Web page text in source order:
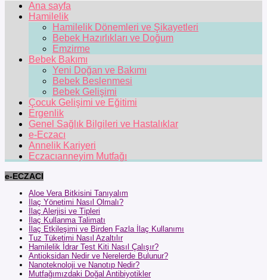
Ana sayfa
Hamilelik
Hamilelik Dönemleri ve Şikayetleri
Bebek Hazırlıkları ve Doğum
Emzirme
Bebek Bakımı
Yeni Doğan ve Bakımı
Bebek Beslenmesi
Bebek Gelişimi
Çocuk Gelişimi ve Eğitimi
Ergenlik
Genel Sağlık Bilgileri ve Hastalıklar
e-Eczacı
Annelik Kariyeri
Eczacıanneyim Mutfağı
e-ECZACI
Aloe Vera Bitkisini Tanıyalım
İlaç Yönetimi Nasıl Olmalı?
İlaç Alerjisi ve Tipleri
İlaç Kullanma Talimatı
İlaç Etkileşimi ve Birden Fazla İlaç Kullanımı
Tuz Tüketimi Nasıl Azaltılır
Hamilelik İdrar Test Kiti Nasıl Çalışır?
Antioksidan Nedir ve Nerelerde Bulunur?
Nanoteknoloji ve Nanotıp Nedir?
Mutfağımızdaki Doğal Antibiyotikler